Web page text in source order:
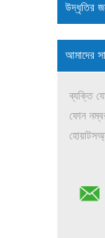
উদ্ধৃতির
আমাদের
ব্যক্তি
ফোন